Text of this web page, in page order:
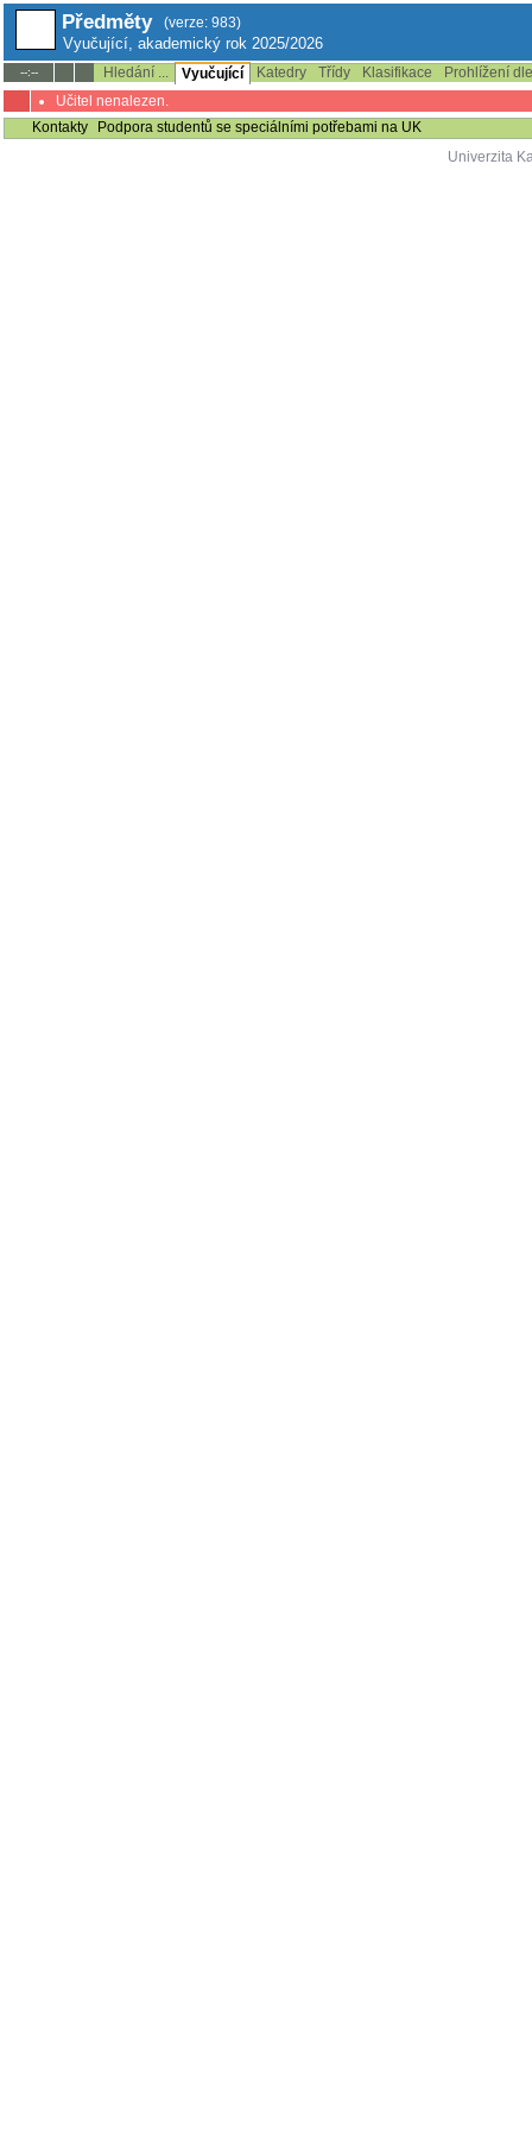
Předměty (verze: 983)
Vyučující, akademický rok 2025/2026
--:-- Hledání ... Vyučující Katedry Třídy Klasifikace
Prohlížení
Učitel nenalezen.
Kontakty
Podpora studentů se speciálními potřebami na UK
Univerzita